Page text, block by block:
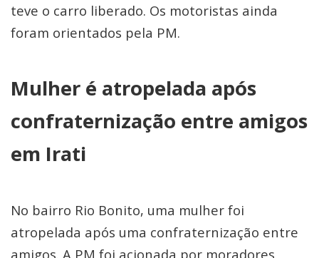
teve o carro liberado. Os motoristas ainda
foram orientados pela PM.
Mulher é atropelada após
confraternização entre amigos
em Irati
No bairro Rio Bonito, uma mulher foi
atropelada após uma confraternização entre
amigos. A PM foi acionada por moradores